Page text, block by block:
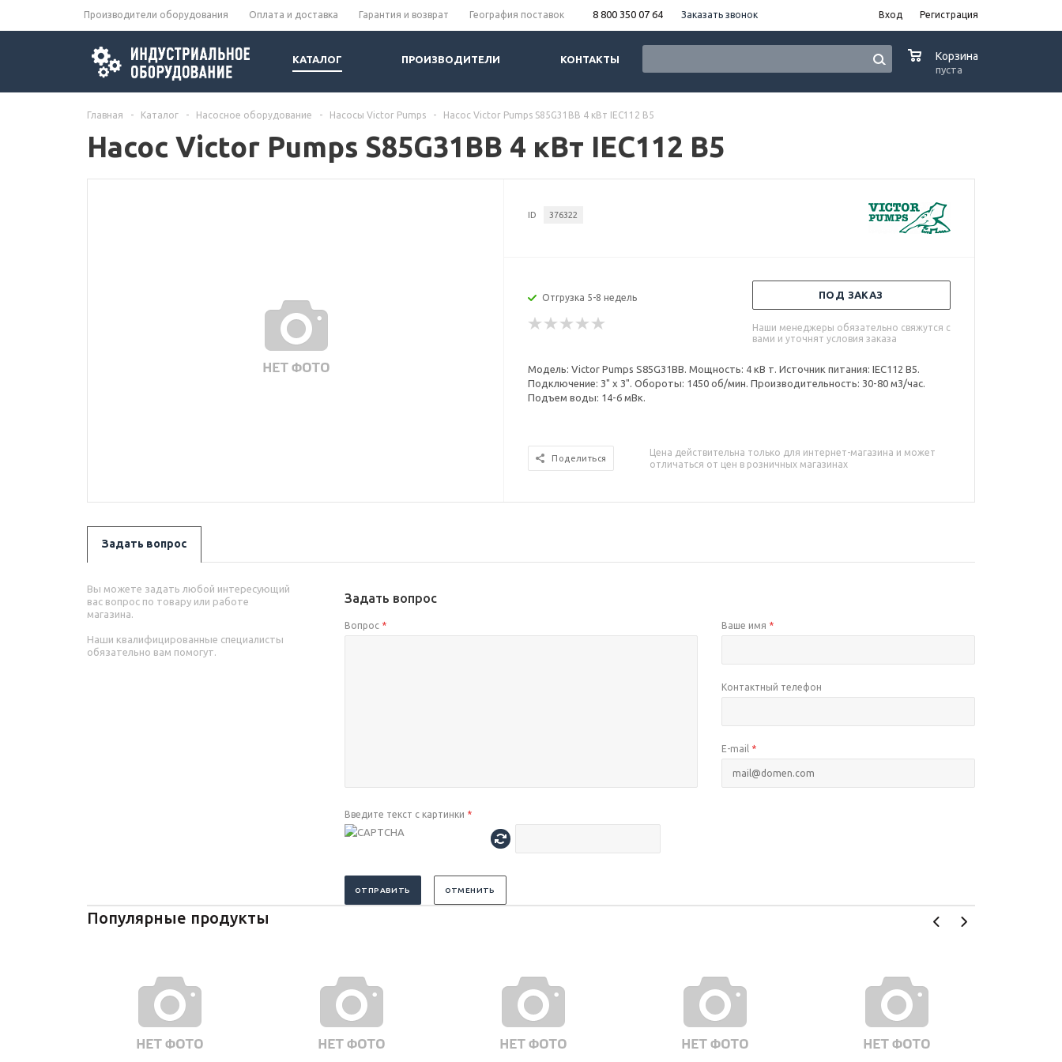
Производители оборудования Оплата и доставка Гарантия и возврат География поставок 8 800 350 07 64 Заказать звонок Вход Регистрация
КАТАЛОГ ПРОИЗВОДИТЕЛИ КОНТАКТЫ Корзина
пуста
Главная - Каталог - Насосное оборудование - Насосы Victor Pumps - Насос Victor Pumps S85G31BB 4 кВт IEC112 B5
Насос Victor Pumps S85G31BB 4 кВт IEC112 B5
ID 376322
Отгрузка 5-8 недель ПОД ЗАКАЗ
Наши менеджеры обязательно свяжутся с
вами и уточнят условия заказа
Модель: Victor Pumps S85G31BB. Мощность: 4 кВ т. Источник питания: IEC112 B5.
Подключение: 3" x 3". Обороты: 1450 об/мин. Производительность: 30-80 м3/час.
Подъем воды: 14-6 мВк.
Поделиться
Цена действительна только для интернет-магазина и может
отличаться от цен в розничных магазинах
Задать вопрос
Вы можете задать любой интересующий
вас вопрос по товару или работе
магазина.
Наши квалифицированные специалисты
обязательно вам помогут.
Задать вопрос
Вопрос * Ваше имя *
Контактный телефон
E-mail *
Введите текст с картинки *
ОТПРАВИТЬ ОТМЕНИТЬ
Популярные продукты